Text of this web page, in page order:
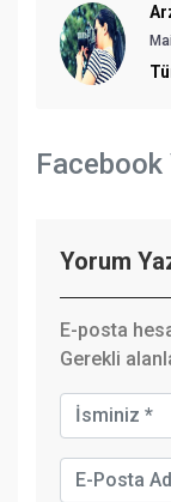
Facebook
Yorum
E-posta
Gerekli